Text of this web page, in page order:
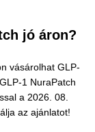
jó áron?
vásárolhat GLP-
1 NuraPatch
a 2026. 08.
az ajánlatot!